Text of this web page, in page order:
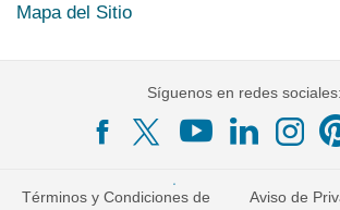
Mapa del Sitio
Síguenos en redes sociales:
Términos y Condiciones de Aviso de